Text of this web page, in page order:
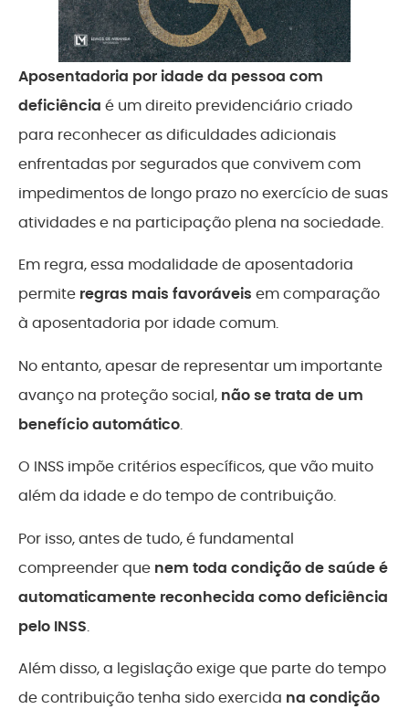
Aposentadoria por idade da pessoa com
deficiência é um direito previdenciário criado
para reconhecer as dificuldades adicionais
enfrentadas por segurados que convivem com
impedimentos de longo prazo no exercício de suas
atividades e na participação plena na sociedade.
Em regra, essa modalidade de aposentadoria
permite regras mais favoráveis em comparação
à aposentadoria por idade comum.
No entanto, apesar de representar um importante
avanço na proteção social, não se trata de um
benefício automático.
O INSS impõe critérios específicos, que vão muito
além da idade e do tempo de contribuição.
Por isso, antes de tudo, é fundamental
compreender que nem toda condição de saúde é
automaticamente reconhecida como deficiência
pelo INSS.
Além disso, a legislação exige que parte do tempo
de contribuição tenha sido exercida na condição